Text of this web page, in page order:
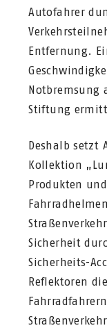
Autofahrer
Entfernung.
Notbremsung
Stiftung
Deshalb setzt
Kollektion
Produkten
Sicherheit
Sicherheits-
Reflektoren